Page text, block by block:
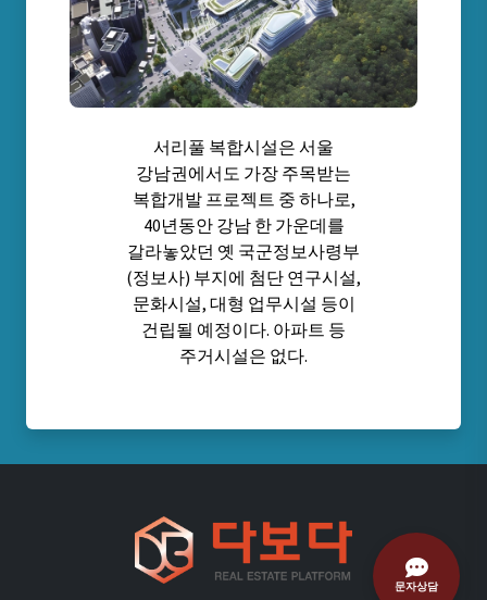
서리풀 복합시설은 서울
강남권에서도 가장 주목받는
복합개발 프로젝트 중 하나로,
40년동안 강남 한 가운데를
갈라놓았던 옛 국군정보사령부
(정보사) 부지에 첨단 연구시설,
문화시설, 대형 업무시설 등이
건립될 예정이다. 아파트 등
주거시설은 없다.
문자상담